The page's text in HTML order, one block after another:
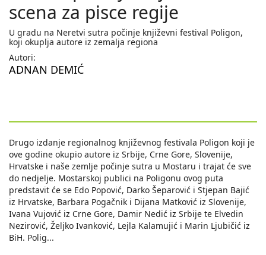
scena za pisce regije
U gradu na Neretvi sutra počinje književni festival Poligon,
koji okuplja autore iz zemalja regiona
Autori:
ADNAN DEMIĆ
Drugo izdanje regionalnog književnog festivala Poligon koji je
ove godine okupio autore iz Srbije, Crne Gore, Slovenije,
Hrvatske i naše zemlje počinje sutra u Mostaru i trajat će sve
do nedjelje. Mostarskoj publici na Poligonu ovog puta
predstavit će se Edo Popović, Darko Šeparović i Stjepan Bajić
iz Hrvatske, Barbara Pogačnik i Dijana Matković iz Slovenije,
Ivana Vujović iz Crne Gore, Damir Nedić iz Srbije te Elvedin
Nezirović, Željko Ivanković, Lejla Kalamujić i Marin Ljubičić iz
BiH. Polig...